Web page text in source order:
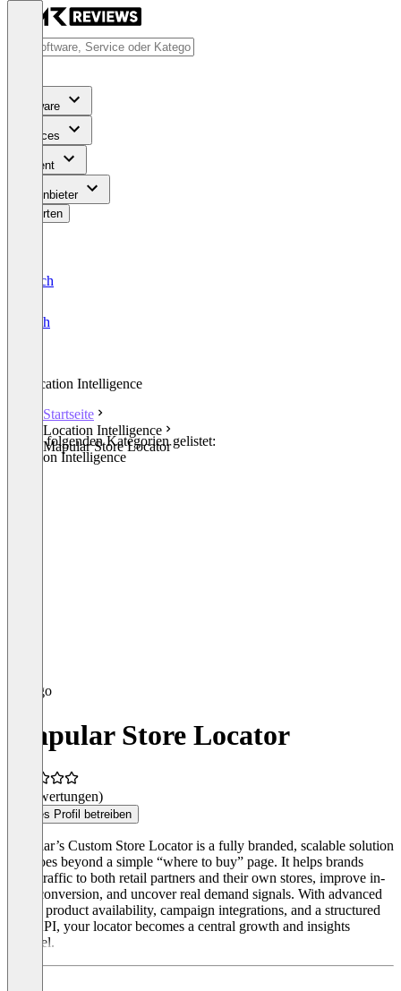
Software
Services
Content
Für Anbieter
Bewerten
Deutsch
English
Location Intelligence
Startseite
Location Intelligence
Mapular Store Locator
In den folgenden Kategorien gelistet:
Location Intelligence
Mapular Store Locator
(0 Bewertungen)
Dieses Profil betreiben
Mapular’s Custom Store Locator is a fully branded, scalable solution
that goes beyond a simple “where to buy” page. It helps brands
drive traffic to both retail partners and their own stores, improve in-
store conversion, and uncover real demand signals. With advanced
filters, product availability, campaign integrations, and a structured
data API, your locator becomes a central growth and insights
channel.